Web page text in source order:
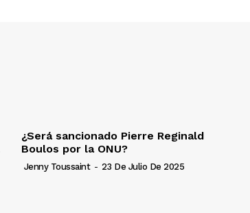
¿Será sancionado Pierre Reginald
Boulos por la ONU?
Jenny Toussaint - 23 De Julio De 2025